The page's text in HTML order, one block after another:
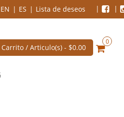
EN ES Lista de deseos
Carrito / Articulo(s) - $0.00
0